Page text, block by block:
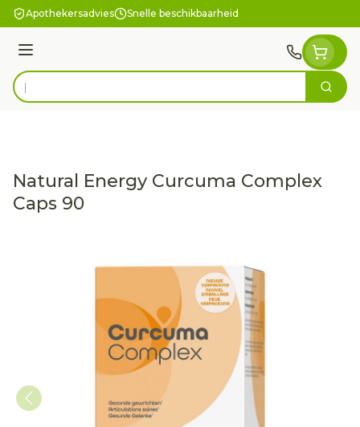
Ga naar de inhoud
Apothekersadvies Snelle beschikbaarheid
Menu
Product, merk, categorie... Zoek
Natural Energy Curcuma Complex
Caps 90